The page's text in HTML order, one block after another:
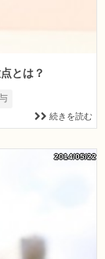
とは？
続きを読む
2014/05/22